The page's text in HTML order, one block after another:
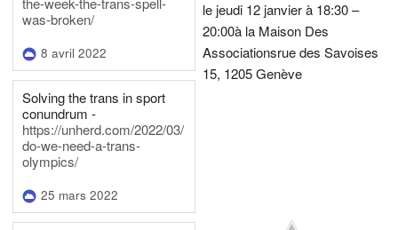
was-broken/
8 avril 2022
Solving the trans in sport
conundrum -
https://unherd.com/2022/03/
do-we-need-a-trans-
olympics/
25 mars 2022
le jeudi 12 janvier à 18:30 –
20:00à la Maison Des
Associationsrue des Savoises
15, 1205 Genève